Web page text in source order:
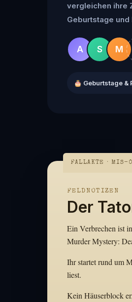
vergleichen ihre
Geburtstage
A S M
🎂 Geburtstage &
FALLAKTE · MIS-
FELDNOTIZEN
Der
Ein Verbrechen ist
Murder Mystery:
Ihr startet rund um
liest.
Kein Häuserblock